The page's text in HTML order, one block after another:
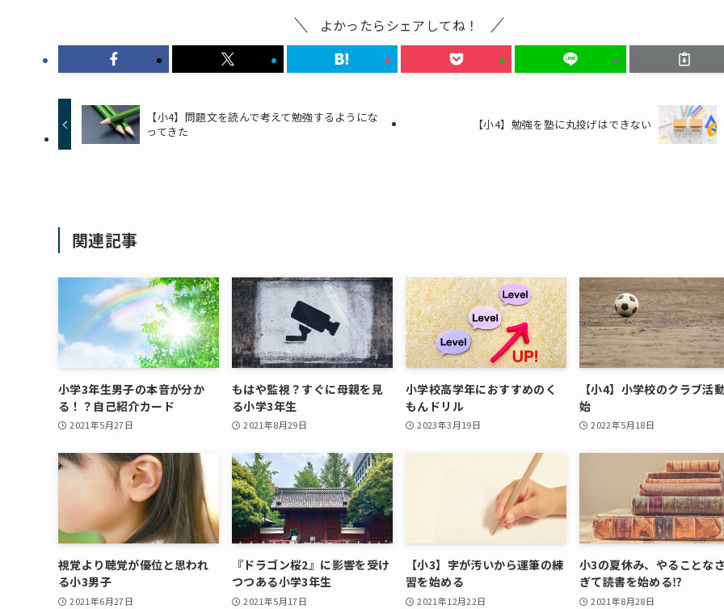
よかったらシェアしてね！
【小4】問題文を読んで考えて勉強するようにな
ってきた
【小4】勉強を塾に丸投げはできない
関連記事
小学3年生男子の本音が分か
る！？自己紹介カード
2021年5月27日
もはや監視？すぐに母親を見
る小学3年生
2021年8月29日
小学校高学年におすすめのく
もんドリル
2023年3月19日
【小4】小学校のクラブ活
始
2022年5月18日
視覚より聴覚が優位と思われ
る小3男子
2021年6月27日
『ドラゴン桜2』に影響を受け
つつある小学3年生
2021年5月17日
【小3】字が汚いから運筆の練
習を始める
2021年12月22日
小3の夏休み、やることな
ぎて読書を始める⁉
2021年8月28日